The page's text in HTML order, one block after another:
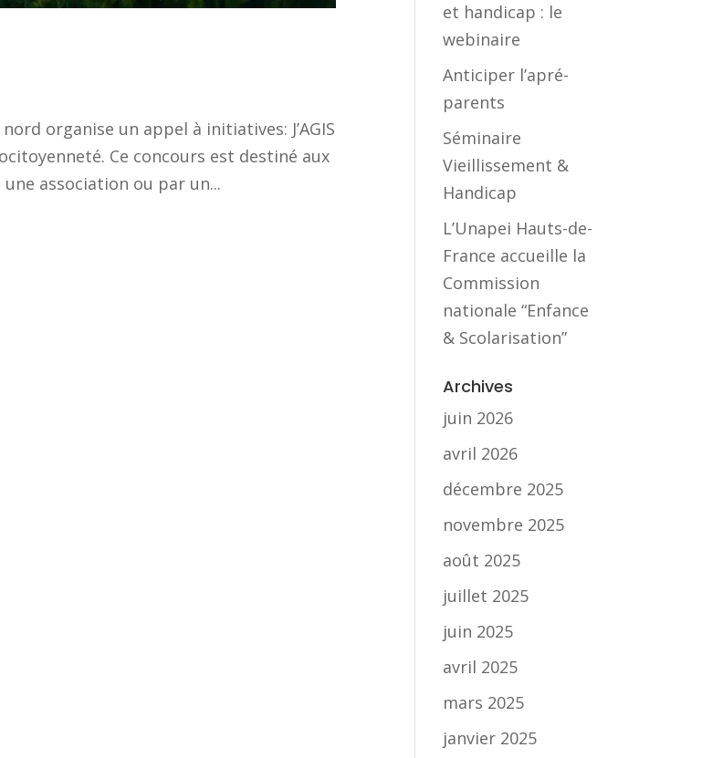
organise un appel à initiatives: J’AGIS
Ce concours est destiné aux
association ou par un...
et handicap : le
webinaire
Anticiper l’apré-
parents
Séminaire
Vieillissement &
Handicap
L’Unapei Hauts-de-
France accueille la
Commission
nationale “Enfance
& Scolarisation”
Archives
juin 2026
avril 2026
décembre 2025
novembre 2025
août 2025
juillet 2025
juin 2025
avril 2025
mars 2025
janvier 2025